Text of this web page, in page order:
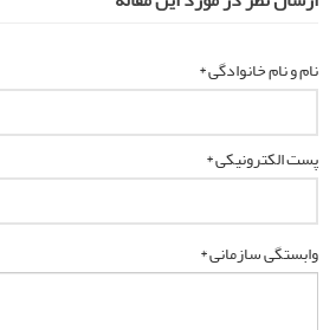
نام و نام خانوادگی *
پست الکترونیکی *
وابستگی سازمانی *